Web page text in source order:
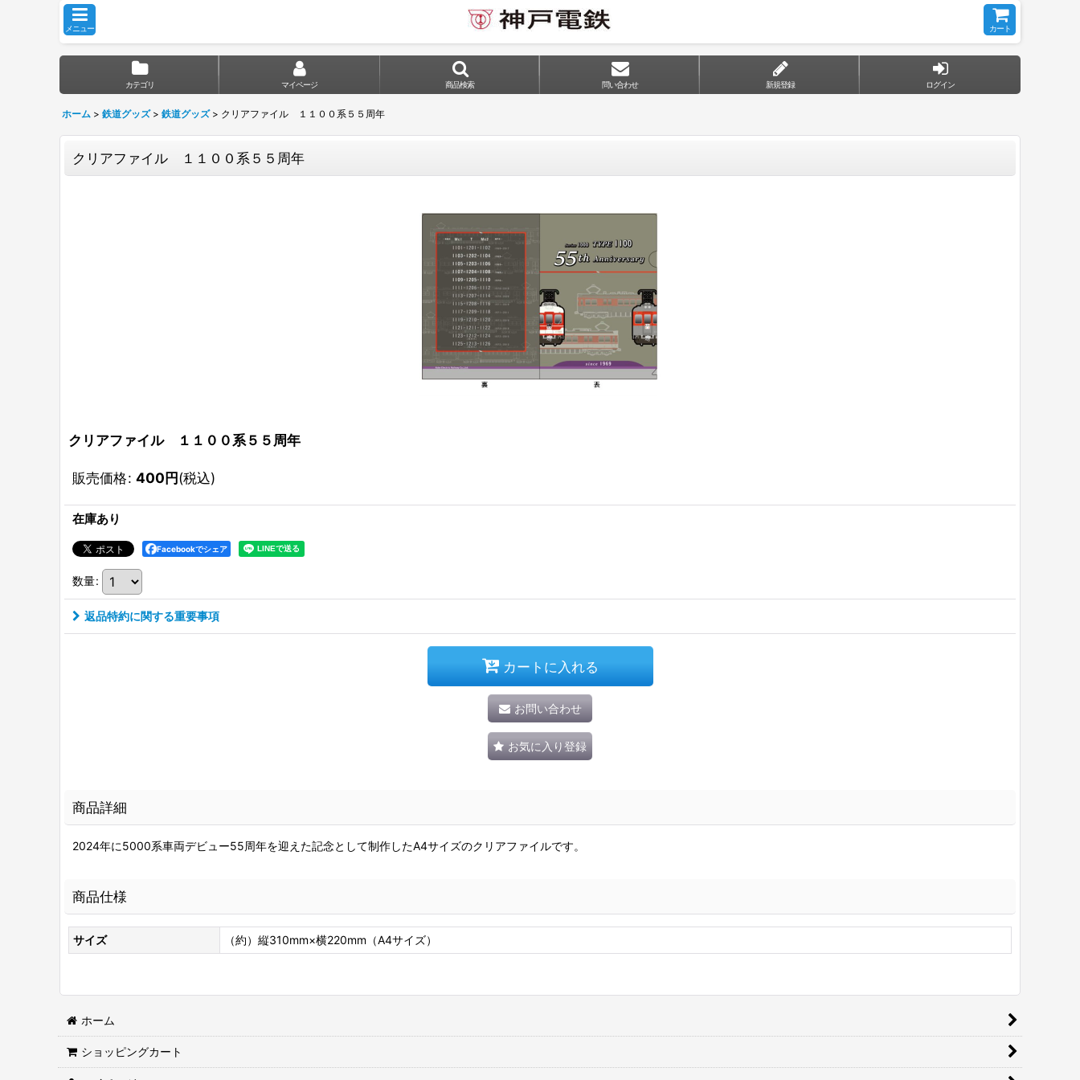
メニュー カート
カテゴリ マイページ 商品検索 問い合わせ 新規登録 ログイン
ホーム > 鉄道グッズ > 鉄道グッズ > クリアファイル １１００系５５周年
クリアファイル １１００系５５周年
クリアファイル １１００系５５周年
販売価格: 400円(税込)
在庫あり
Facebookでシェア
数量:
返品特約に関する重要事項
カートに入れる
お問い合わせ
お気に入り登録
商品詳細
2024年に5000系車両デビュー55周年を迎えた記念として制作したA4サイズのクリアファイルです。
商品仕様
サイズ （約）縦310mm×横220mm（A4サイズ）
ホーム
ショッピングカート